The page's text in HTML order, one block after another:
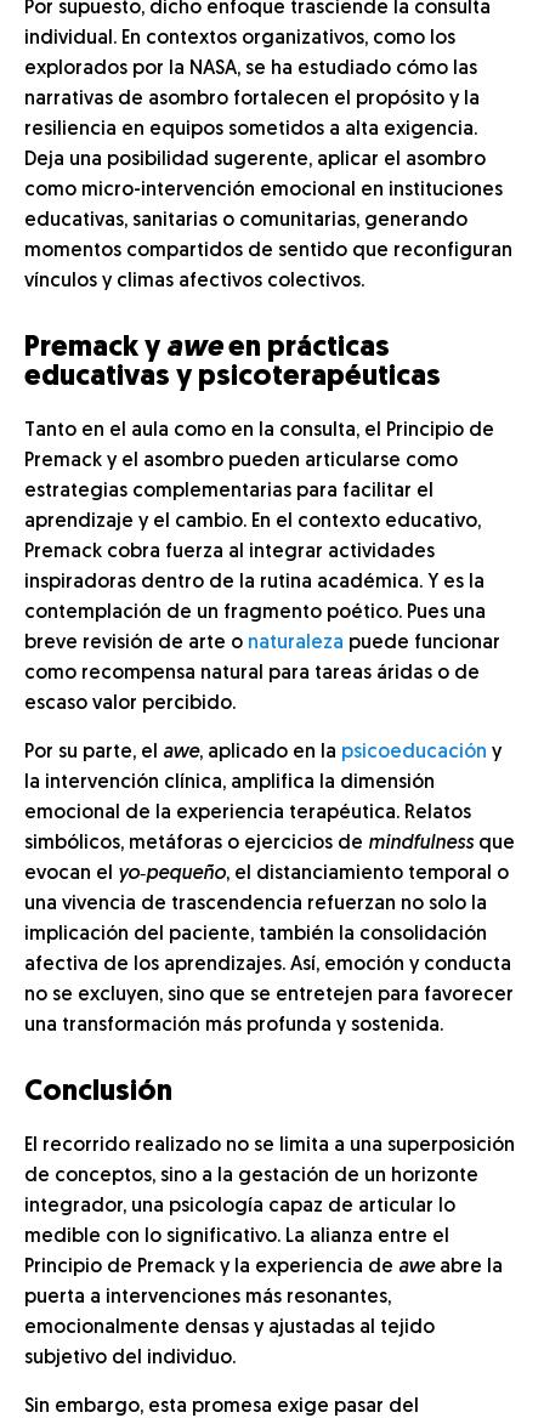
Por supuesto, dicho enfoque trasciende la consulta
individual. En contextos organizativos, como los
explorados por la NASA, se ha estudiado cómo las
narrativas de asombro fortalecen el propósito y la
resiliencia en equipos sometidos a alta exigencia.
Deja una posibilidad sugerente, aplicar el asombro
como micro-intervención emocional en instituciones
educativas, sanitarias o comunitarias, generando
momentos compartidos de sentido que reconfiguran
vínculos y climas afectivos colectivos.
Premack y aween prácticas
educativas y psicoterapéuticas
Tanto en el aula como en la consulta, el Principio de
Premack y el asombro pueden articularse como
estrategias complementarias para facilitar el
aprendizaje y el cambio. En el contexto educativo,
Premack cobra fuerza al integrar actividades
inspiradoras dentro de la rutina académica. Y es la
contemplación de un fragmento poético. Pues una
breve revisión de arte o naturaleza puede funcionar
como recompensa natural para tareas áridas o de
escaso valor percibido.
Por su parte, el awe, aplicado en la psicoeducación y
la intervención clínica, amplifica la dimensión
emocional de la experiencia terapéutica. Relatos
simbólicos, metáforas o ejercicios de mindfulnessque
evocan el yo‑pequeño, el distanciamiento temporal o
una vivencia de trascendencia refuerzan no solo la
implicación del paciente, también la consolidación
afectiva de los aprendizajes. Así, emoción y conducta
no se excluyen, sino que se entretejen para favorecer
una transformación más profunda y sostenida.
Conclusión
El recorrido realizado no se limita a una superposición
de conceptos, sino a la gestación de un horizonte
integrador, una psicología capaz de articular lo
medible con lo significativo. La alianza entre el
Principio de Premack y la experiencia de aweabre la
puerta a intervenciones más resonantes,
emocionalmente densas y ajustadas al tejido
subjetivo del individuo.
Sin embargo, esta promesa exige pasar del